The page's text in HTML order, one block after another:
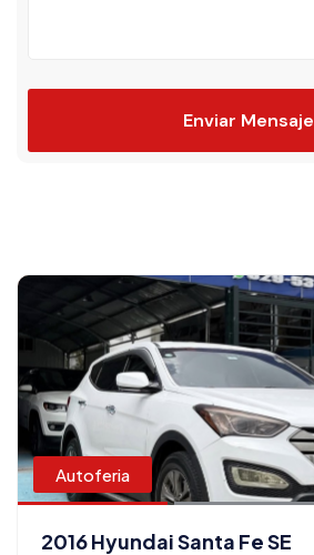
Enviar Mensaje
Autoferia
2016 Hyundai Santa Fe SE